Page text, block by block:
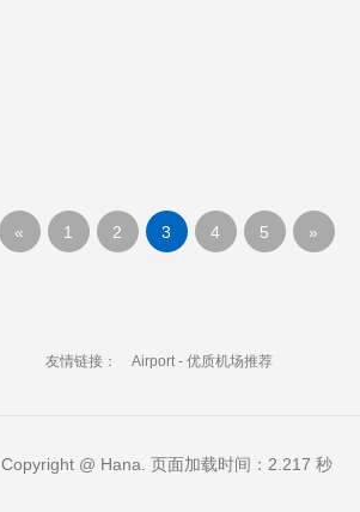
« 1 2 3 4 5 »
友情链接： Airport - 优质机场推荐
Copyright @ Hana. 页面加载时间：2.217 秒